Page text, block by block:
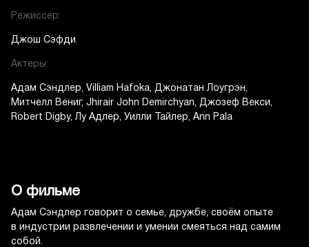
Режиссер:
Джош Сэфди
Актеры:
Адам Сэндлер Villiam Hafoka Джонатан Лоугрэн
Митчелл Вениг Jhirair John Demirchyan
Джозеф Векси
Robert Digby Лу Адлер Уилли Тайлер Ann Pala
О фильме
Адам Сэндлер говорит о семье, дружбе, своём опыте
в индустрии развлечении и умении смеяться над самим
собой.